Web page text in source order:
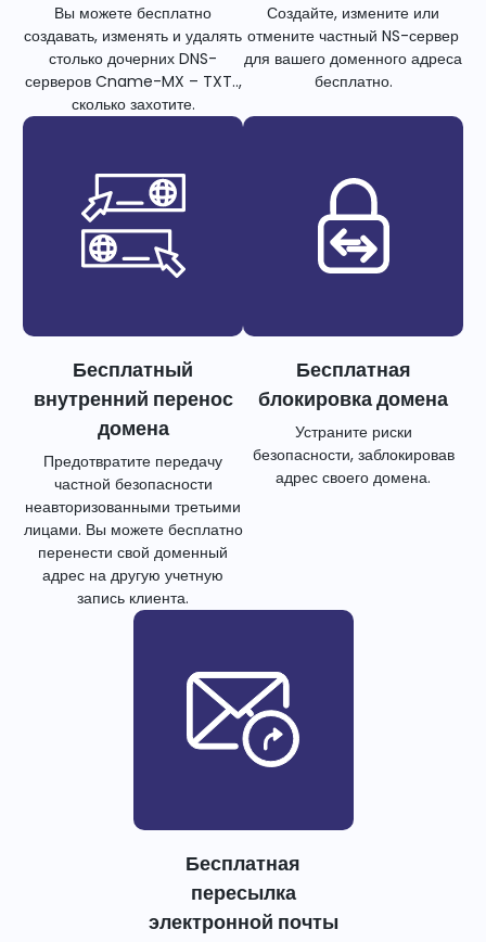
Вы можете бесплатно
создавать, изменять и удалять
столько дочерних DNS-
серверов Cname-MX – TXT..,
сколько захотите.
Создайте, измените или
отмените частный NS-сервер
для вашего доменного адреса
бесплатно.
Бесплатный
внутренний перенос
домена
Предотвратите передачу
частной безопасности
неавторизованными третьими
лицами. Вы можете бесплатно
перенести свой доменный
адрес на другую учетную
запись клиента.
Бесплатная
блокировка домена
Устраните риски
безопасности, заблокировав
адрес своего домена.
Бесплатная
пересылка
электронной почты